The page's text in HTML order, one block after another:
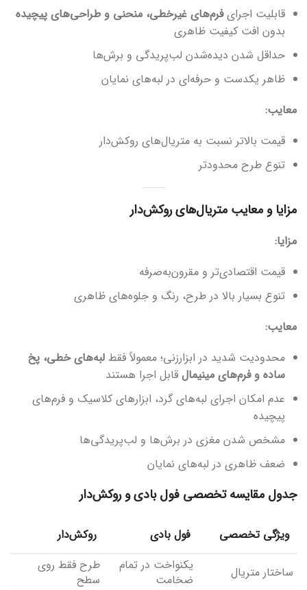
قابلیت اجرایفرم‌های غیرخطی، منحنی و طراحی‌های پیچیده
بدون افت کیفیت ظاهری
حداقل شدن دیده‌شدن لب‌پریدگی و برش‌ها
ظاهر یکدست و حرفه‌ای در لبه‌های نمایان
معایب:
قیمت بالاتر نسبت به متریال‌های روکش‌دار
تنوع طرح محدودتر
مزایا و معایب متریال‌های روکش‌دار
مزایا:
قیمت اقتصادی‌تر و مقرون‌به‌صرفه
تنوع بسیار بالا در طرح، رنگ و جلوه‌های ظاهری
معایب:
محدودیت شدید در ابزارزنی؛ معمولاً فقط لبه‌های خطی، پخ
ساده و فرم‌های مینیمال قابل اجرا هستند
عدم امکان اجرای لبه‌های گرد، ابزارهای کلاسیک و فرم‌های
پیچیده
مشخص شدن مغزی در برش‌ها و لب‌پریدگی‌ها
ضعف ظاهری در لبه‌های نمایان
جدول مقایسه تخصصی فول بادی و روکش‌دار
ویژگی تخصصی فول بادی روکش‌دار
ساختار متریال
یکنواخت در تمام
ضخامت
طرح فقط روی
سطح